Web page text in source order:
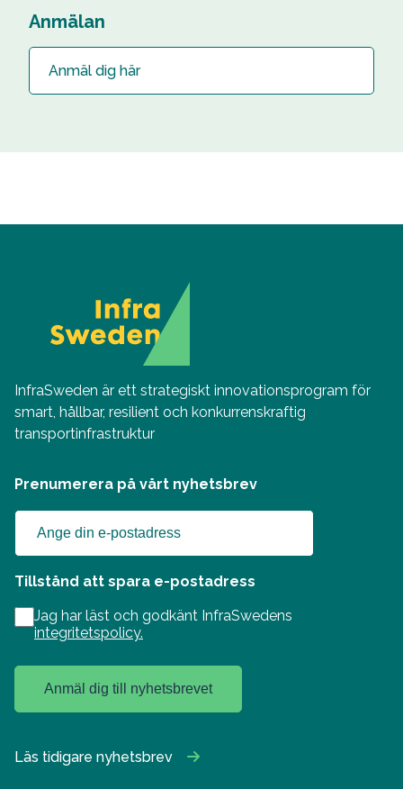
Anmälan
Anmäl dig här
InfraSweden är ett strategiskt innovationsprogram för
smart, hållbar, resilient och konkurrenskraftig
transportinfrastruktur
Prenumerera på vårt nyhetsbrev
Tillstånd att spara e-postadress
Jag har läst och godkänt InfraSwedens
integritetspolicy.
Anmäl dig till nyhetsbrevet
Läs tidigare nyhetsbrev